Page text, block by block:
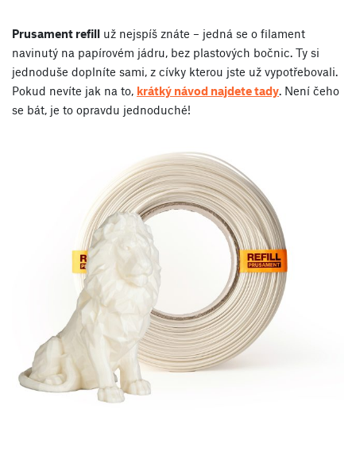
Prusament refill už nejspíš znáte – jedná se o filament
navinutý na papírovém jádru, bez plastových bočnic. Ty si
jednoduše doplníte sami, z cívky kterou jste už vypotřebovali.
Pokud nevíte jak na to, krátký návod najdete tady. Není čeho
se bát, je to opravdu jednoduché!